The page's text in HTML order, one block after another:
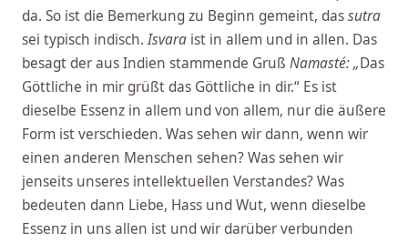
da. So ist die Bemerkung zu Beginn gemeint, dassutra
sei typisch indisch.Isvara ist in allem und in allen. Das
besagt der aus Indien stammende Gruß Namasté: „Das
Göttliche in mir grüßt das Göttliche in dir.“ Es ist
dieselbe Essenz in allem und von allem, nur die äußere
Form ist verschieden. Was sehen wir dann, wenn wir
einen anderen Menschen sehen? Was sehen wir
jenseits unseres intellektuellen Verstandes? Was
bedeuten dann Liebe, Hass und Wut, wenn dieselbe
Essenz in uns allen ist und wir darüber verbunden